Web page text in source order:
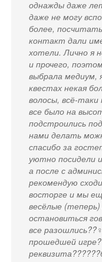
однажды даже
даже не могу
более,
контакт дали
хотели. Лично я
и прочего,
выбрала медиум,
квестах некая
волосы, всё-
все было на
подстроились
нами делать
спасибо за
уютно посидели
а после с
рекомендую
восторге и мы
весёлые
остановиться
все
прошедшей игре?